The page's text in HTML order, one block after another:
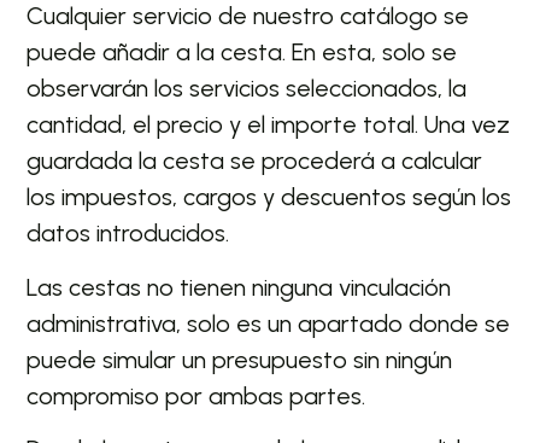
Cualquier servicio de nuestro catálogo se
puede añadir a la cesta. En esta, solo se
observarán los servicios seleccionados, la
cantidad, el precio y el importe total. Una vez
guardada la cesta se procederá a calcular
los impuestos, cargos y descuentos según los
datos introducidos.
Las cestas no tienen ninguna vinculación
administrativa, solo es un apartado donde se
puede simular un presupuesto sin ningún
compromiso por ambas partes.